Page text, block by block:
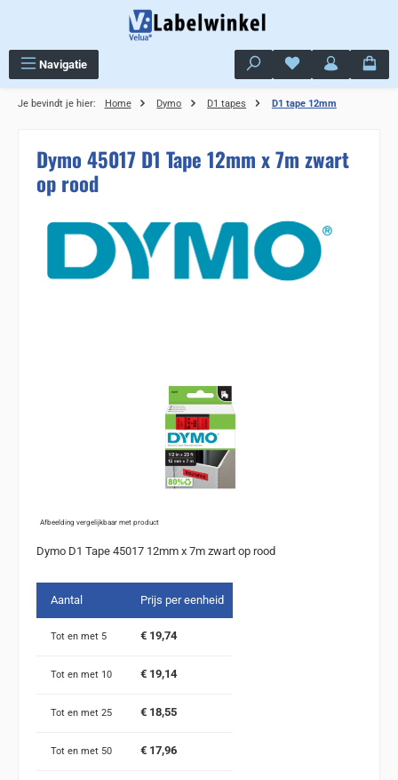
Navigatie Je hebt 0 items op
Je bevindt je hier: Home Dymo D1 tapes D1 tape 12mm
Dymo 45017 D1 Tape 12mm x 7m zwart
op rood
Afbeelding vergelijkbaar met product
Dymo D1 Tape 45017 12mm x 7m zwart op rood
Aantal Prijs per eenheid
Tot en met 5 € 19,74
Tot en met 10 € 19,14
Tot en met 25 € 18,55
Tot en met 50 € 17,96